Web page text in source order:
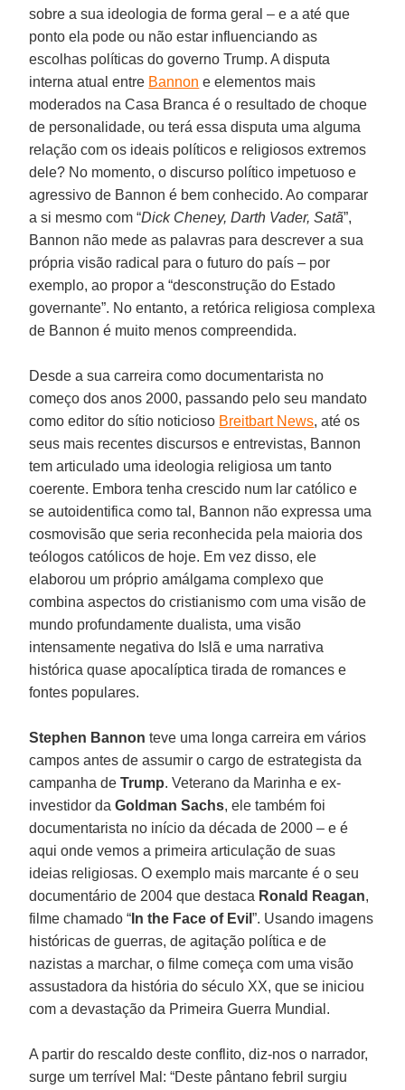
sobre a sua ideologia de forma geral – e a até que
ponto ela pode ou não estar influenciando as
escolhas políticas do governo Trump. A disputa
interna atual entre Bannon e elementos mais
moderados na Casa Branca é o resultado de choque
de personalidade, ou terá essa disputa uma alguma
relação com os ideais políticos e religiosos extremos
dele? No momento, o discurso político impetuoso e
agressivo de Bannon é bem conhecido. Ao comparar
a si mesmo com “Dick Cheney, Darth Vader, Satã”,
Bannon não mede as palavras para descrever a sua
própria visão radical para o futuro do país – por
exemplo, ao propor a “desconstrução do Estado
governante”. No entanto, a retórica religiosa complexa
de Bannon é muito menos compreendida.
Desde a sua carreira como documentarista no
começo dos anos 2000, passando pelo seu mandato
como editor do sítio noticioso Breitbart News, até os
seus mais recentes discursos e entrevistas, Bannon
tem articulado uma ideologia religiosa um tanto
coerente. Embora tenha crescido num lar católico e
se autoidentifica como tal, Bannon não expressa uma
cosmovisão que seria reconhecida pela maioria dos
teólogos católicos de hoje. Em vez disso, ele
elaborou um próprio amálgama complexo que
combina aspectos do cristianismo com uma visão de
mundo profundamente dualista, uma visão
intensamente negativa do Islã e uma narrativa
histórica quase apocalíptica tirada de romances e
fontes populares.
Stephen Bannon teve uma longa carreira em vários
campos antes de assumir o cargo de estrategista da
campanha deTrump. Veterano da Marinha e ex-
investidor daGoldman Sachs, ele também foi
documentarista no início da década de 2000 – e é
aqui onde vemos a primeira articulação de suas
ideias religiosas. O exemplo mais marcante é o seu
documentário de 2004 que destaca Ronald Reagan,
filme chamado “ In the Face of Evil”. Usando imagens
históricas de guerras, de agitação política e de
nazistas a marchar, o filme começa com uma visão
assustadora da história do século XX, que se iniciou
com a devastação da Primeira Guerra Mundial.
A partir do rescaldo deste conflito, diz-nos o narrador,
surge um terrível Mal: “Deste pântano febril surgiu